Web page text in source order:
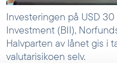
Investeringen på USD
Investment (BII),
Halvparten av lånet gis i
valutarisikoen selv.